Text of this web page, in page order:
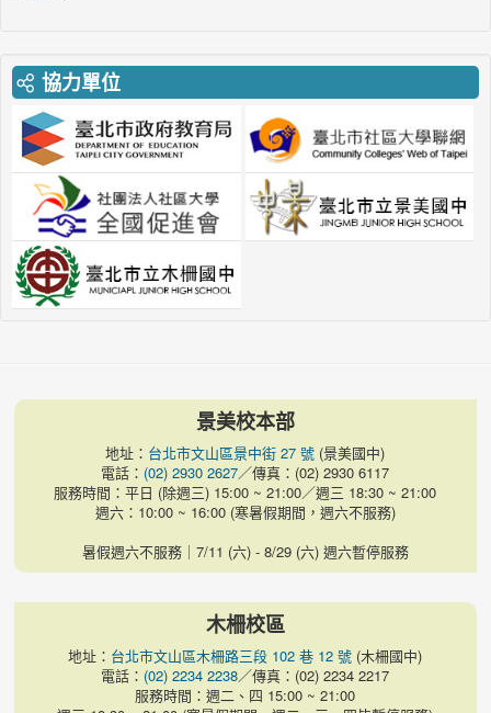
協力單位
景美校本部
地址： 台北市文山區景中街 27 號 (景美國中)
電話： (02) 2930 2627／傳真：(02) 2930 6117
服務時間：平日 (除週三) 15:00 ~ 21:00／週三 18:30 ~ 21:00
週六：10:00 ~ 16:00 (寒暑假期間，週六不服務)
暑假週六不服務｜7/11 (六) - 8/29 (六) 週六暫停服務
木柵校區
地址： 台北市文山區木柵路三段 102 巷 12 號 (木柵國中)
電話： (02) 2234 2238／傳真：(02) 2234 2217
服務時間：週二、四 15:00 ~ 21:00